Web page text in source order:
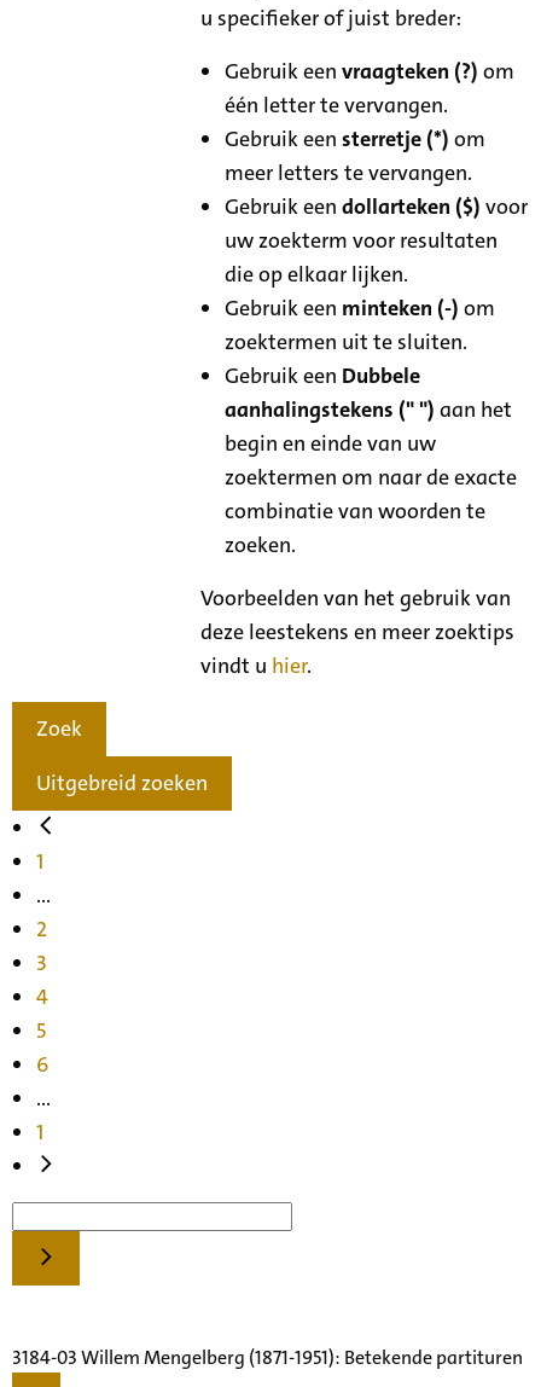
u specifieker of juist breder:
Gebruik eenvraagteken (?) om
één letter te vervangen.
Gebruik eensterretje (*) om
meer letters te vervangen.
Gebruik eendollarteken ($) voor
uw zoekterm voor resultaten
die op elkaar lijken.
Gebruik een minteken (-) om
zoektermen uit te sluiten.
Gebruik een Dubbele
aanhalingstekens (" ") aan het
begin en einde van uw
zoektermen om naar de exacte
combinatie van woorden te
zoeken.
Voorbeelden van het gebruik van
deze leestekens en meer zoektips
vindt u hier.
Zoek
Uitgebreid zoeken
1
...
2
3
4
5
6
...
1
3184-03 Willem Mengelberg (1871-1951): Betekende partituren